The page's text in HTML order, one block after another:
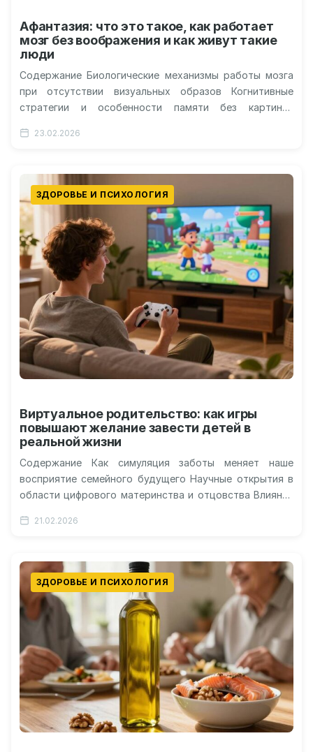
Афантазия: что это такое, как работает
мозг без воображения и как живут такие
люди
Содержание Биологические механизмы работы мозга
при отсутствии визуальных образов Когнитивные
стратегии и особенности памяти без картинок
Влияние уникального устройства…
23.02.2026
ЗДОРОВЬЕ И ПСИХОЛОГИЯ
Виртуальное родительство: как игры
повышают желание завести детей в
реальной жизни
Содержание Как симуляция заботы меняет наше
восприятие семейного будущего Научные открытия в
области цифрового материнства и отцовства Влияние
Этический…
21.02.2026
ЗДОРОВЬЕ И ПСИХОЛОГИЯ